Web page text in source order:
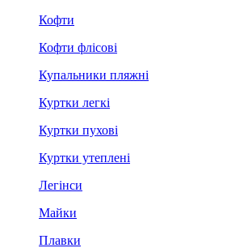
Кофти
Кофти флісові
Купальники пляжні
Куртки легкі
Куртки пухові
Куртки утеплені
Легінси
Майки
Плавки